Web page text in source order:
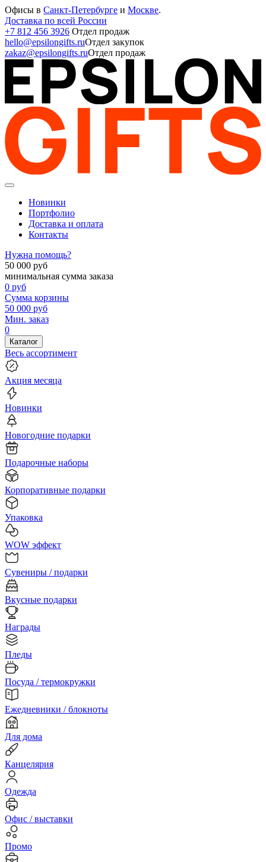
Офисы в Санкт-Петербурге и Москве.
Доставка по всей России
+7 812 456 3926 Отдел продаж
hello@epsilongifts.ruОтдел закупок
zakaz@epsilongifts.ruОтдел продаж
Новинки
Портфолио
Доставка и оплата
Контакты
Нужна помощь?
50 000 руб
минимальная сумма заказа
0 руб
Сумма корзины
50 000 руб
Мин. заказ
0
Каталог
Весь ассортимент
Акция месяца
Новинки
Новогодние подарки
Подарочные наборы
Корпоративные подарки
Упаковка
WOW эффект
Сувениры / подарки
Вкусные подарки
Награды
Пледы
Посуда / термокружки
Ежедневники / блокноты
Для дома
Канцелярия
Одежда
Офис / выставки
Промо